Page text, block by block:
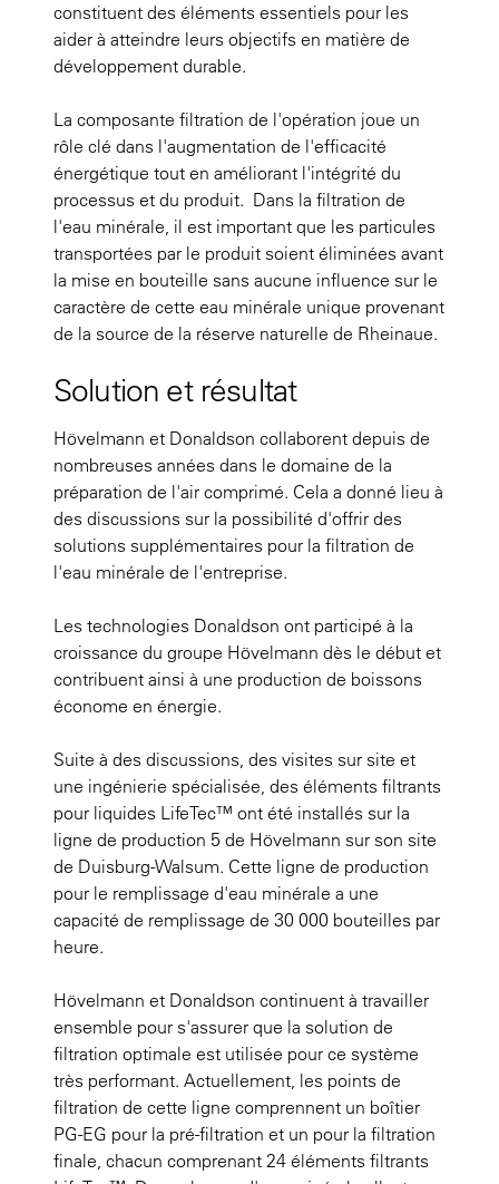
constituent des éléments essentiels pour les
aider à atteindre leurs objectifs en matière de
développement durable.
La composante filtration de l'opération joue un
rôle clé dans l'augmentation de l'efficacité
énergétique tout en améliorant l'intégrité du
processus et du produit. Dans la filtration de
l'eau minérale, il est important que les particules
transportées par le produit soient éliminées avant
la mise en bouteille sans aucune influence sur le
caractère de cette eau minérale unique provenant
de la source de la réserve naturelle de Rheinaue.
Solution et résultat
Hövelmann et Donaldson collaborent depuis de
nombreuses années dans le domaine de la
préparation de l'air comprimé. Cela a donné lieu à
des discussions sur la possibilité d'offrir des
solutions supplémentaires pour la filtration de
l'eau minérale de l'entreprise.
Les technologies Donaldson ont participé à la
croissance du groupe Hövelmann dès le début et
contribuent ainsi à une production de boissons
économe en énergie.
Suite à des discussions, des visites sur site et
une ingénierie spécialisée, des éléments filtrants
pour liquides LifeTec™ ont été installés sur la
ligne de production 5 de Hövelmann sur son site
de Duisburg-Walsum. Cette ligne de production
pour le remplissage d'eau minérale a une
capacité de remplissage de 30 000 bouteilles par
heure.
Hövelmann et Donaldson continuent à travailler
ensemble pour s'assurer que la solution de
filtration optimale est utilisée pour ce système
très performant. Actuellement, les points de
filtration de cette ligne comprennent un boîtier
PG-EG pour la pré-filtration et un pour la filtration
finale, chacun comprenant 24 éléments filtrants